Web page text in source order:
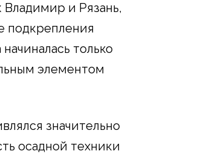
и Рязань,
подкрепления
только
элементом
значительно
осадной техники